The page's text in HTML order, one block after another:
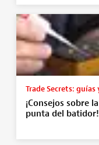
¡Consejos sobre la
punta del batidor!